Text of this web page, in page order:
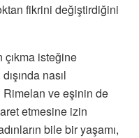
fikrini değiştirdiğini
isteğine
nasıl
Rimelan ve eşinin de
etmesine izin
bile bir yaşamı,